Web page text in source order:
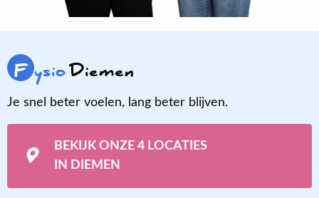
F ysioDiemen
Je snel beter voelen, lang beter blijven.
BEKIJK ONZE 4 LOCATIES
IN DIEMEN